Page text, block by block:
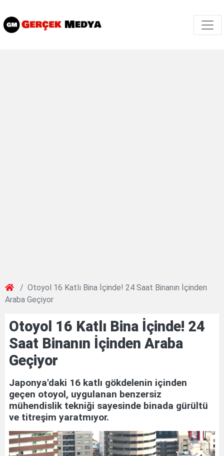
Otoyol 16 Katlı Bina İçinde! 24 Saat Binanın İçinden
Araba Geçiyor
Otoyol 16 Katlı Bina İçinde! 24
Saat Binanın İçinden Araba
Geçiyor
Japonya'daki 16 katlı gökdelenin içinden
geçen otoyol, uygulanan benzersiz
mühendislik tekniği sayesinde binada gürültü
ve titreşim yaratmıyor.